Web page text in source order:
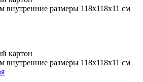
внутренние размеры 118х118х11 см
картон
внутренние размеры 118х118х11 см